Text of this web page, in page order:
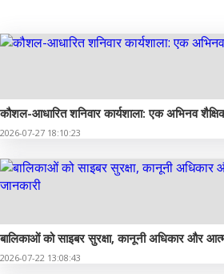
कौशल-आधारित शनिवार कार्यशाला: एक अभिनव
2026-07-27 18:10:23
बालिकाओं को साइबर सुरक्षा, कानूनी अधिकार और
2026-07-22 13:08:43